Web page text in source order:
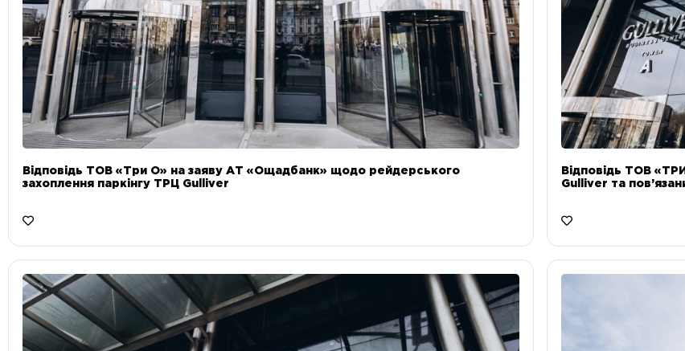
Відповідь ТОВ «Три О» на заяву АТ «Ощадбанк» щодо рейдерського
захоплення паркінгу ТРЦ Gulliver
Відповідь ТОВ
Gulliver та